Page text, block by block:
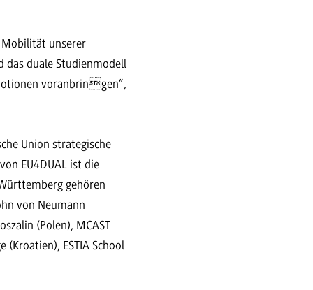
unserer
das duale Studienmodell
voranbringen“,
Union strategische
EU4DUAL ist die
gehören
von Neumann
(Polen), MCAST
(Kroatien), ESTIA School